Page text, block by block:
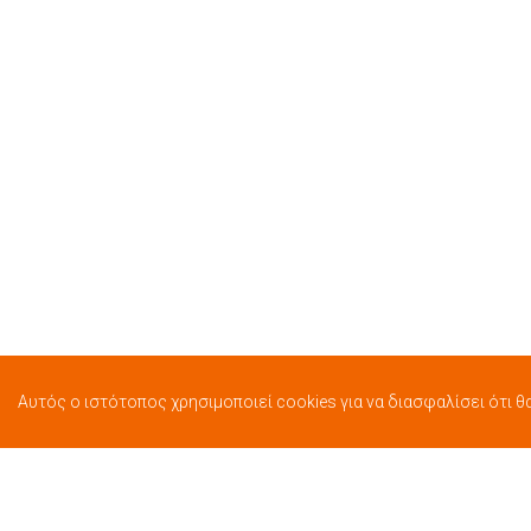
Αυτός ο ιστότοπος χρησιμοποιεί cookies για να διασφαλίσει ότι